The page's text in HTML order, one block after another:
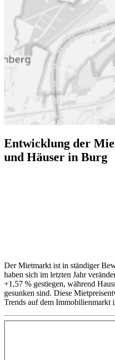
Entwicklung der
und Häuser in Burg
Der Mietmarkt ist in ständiger
haben sich im letzten Jahr
+1,57 % gestiegen, während
gesunken sind. Diese
Trends auf dem Immobilienmarkt